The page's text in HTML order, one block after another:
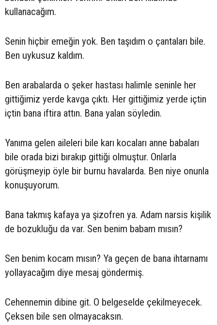
kullanacağım.
Senin hiçbir emeğin yok. Ben taşıdım o çantaları bile.
Ben uykusuz kaldım.
Ben arabalarda o şeker hastası halimle seninle her
gittiğimiz yerde kavga çıktı. Her gittiğimiz yerde içtin
içtin bana iftira attın. Bana yalan söyledin.
Yanıma gelen aileleri bile karı kocaları anne babaları
bile orada bizi bırakıp gittiği olmuştur. Onlarla
görüşmeyip öyle bir burnu havalarda. Ben niye onunla
konuşuyorum.
Bana takmış kafaya ya şizofren ya. Adam narsis kişilik
de bozukluğu da var. Sen benim babam mısın?
Sen benim kocam mısın? Ya geçen de bana ihtarnamı
yollayacağım diye mesaj göndermiş.
Cehennemin dibine git. O belgeselde çekilmeyecek.
Çeksen bile sen olmayacaksın.